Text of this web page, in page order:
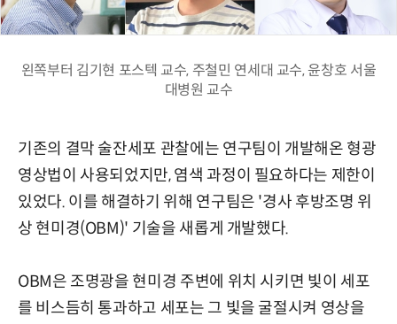
왼쪽부터 김기현 포스텍 교수, 주철민 연세대 교수, 윤창호 서울
대병원 교수
기존의 결막 술잔세포 관찰에는 연구팀이 개발해온 형광
영상법이 사용되었지만, 염색 과정이 필요하다는 제한이
있었다. 이를 해결하기 위해 연구팀은 '경사 후방조명 위
상 현미경(OBM)' 기술을 새롭게 개발했다.
OBM은 조명광을 현미경 주변에 위치 시키면 빛이 세포
를 비스듬히 통과하고 세포는 그 빛을 굴절시켜 영상을